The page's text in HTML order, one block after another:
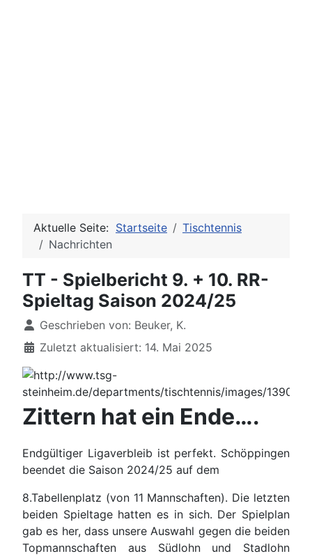
Aktuelle Seite: Startseite
Tischtennis
Nachrichten
TT - Spielbericht 9. + 10. RR-
Spieltag Saison 2024/25
DetailsGeschrieben von: Beuker, K.
Zuletzt aktualisiert: 14. Mai 2025
Zittern hat ein Ende….
Endgültiger Ligaverbleib ist perfekt. Schöppingen
beendet die Saison 2024/25 auf dem
8.Tabellenplatz (von 11 Mannschaften). Die letzten
beiden Spieltage hatten es in sich. Der Spielplan
gab es her, dass unsere Auswahl gegen die beiden
Topmannschaften aus Südlohn und Stadlohn